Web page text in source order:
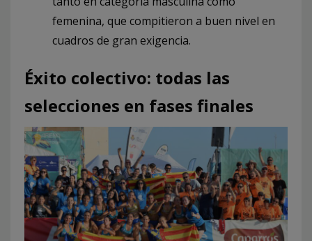
femenina, que compitieron a buen nivel en
cuadros de gran exigencia.
Éxito colectivo: todas las
selecciones en fases finales